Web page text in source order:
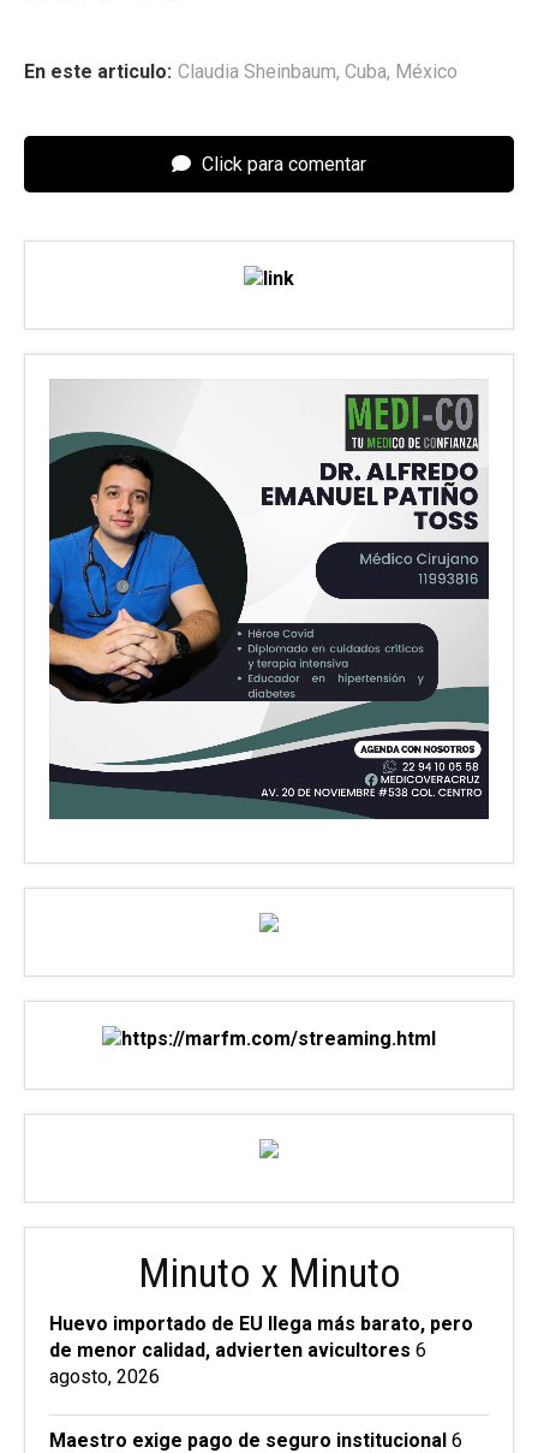
En este articulo: Claudia Sheinbaum, Cuba, México
Click para comentar
Minuto x Minuto
Huevo importado de EU llega más barato, pero
de menor calidad, advierten avicultores 6
agosto, 2026
Maestro exige pago de seguro institucional 6